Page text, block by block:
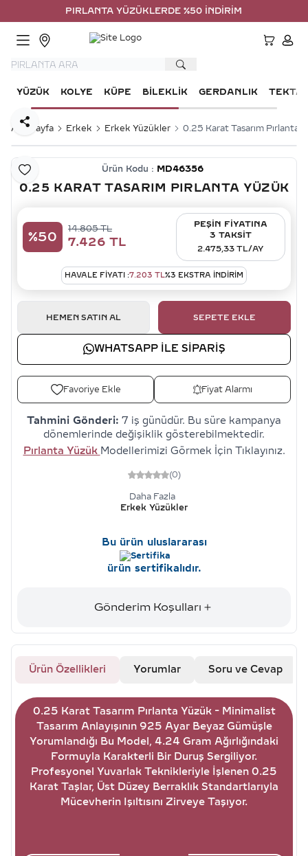
PIRLANTA YÜZÜKLERDE %50 İNDİRİM
YÜZÜK KOLYE KÜPE BILEKLIK GERDANLIK TEKTAŞ
Ana Sayfa Erkek Erkek Yüzükler 0.25 Karat Tasarım Pırlanta
Favoriye Ekle
Paylaş
Ürün Kodu : MD46356
0.25 KARAT TASARIM PIRLANTA YÜZÜK
%50
14.805TL
7.426 TL
PEŞİN FİYATINA
3 TAKSİT
2.475,33 TL/AY
HAVALE FIYATI :7.203 TL%3 EKSTRA İNDİRİM
HEMEN SATIN AL SEPETE EKLE
WHATSAPP ILE SIPARIŞ
Favoriye Ekle Fiyat Alarmı
Tahmini Gönderi: 7 iş günüdür. Bu süre kampanya
dönemlerinde değişiklik gösterebilmektedir.
Pırlanta Yüzük Modellerimizi Görmek İçin Tıklayınız.
(0)
Daha Fazla
Erkek Yüzükler
Bu ürün uluslararası
ürün sertifikalıdır.
Gönderim Koşulları
Ürün Özellikleri Yorumlar Soru ve Cevap
0.25 Karat Tasarım Pırlanta Yüzük - Minimalist
Tasarım Anlayışının 925 Ayar Beyaz Gümüşle
Yorumlandığı Bu Model, 4.24 Gram Ağırlığındaki
Formuyla Karakterli Bir Duruş Sergiliyor.
Profesyonel Yuvarlak Teknikleriyle İşlenen 0.25
Karat Taşlar, Üst Düzey Berraklık Standartlarıyla
Mücevherin Işıltısını Zirveye Taşıyor.